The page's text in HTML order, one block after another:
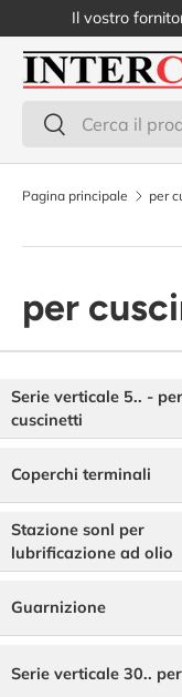
Passa ai
Il vostro
CercaCerca
Pagina principale per
per
Serie verticale 5.. -
cuscinetti
Coperchi terminali
Stazione sonl per
lubrificazione ad olio
Guarnizione
Serie verticale 30..